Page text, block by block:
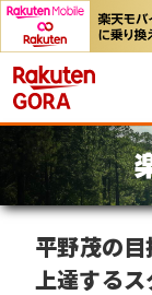
平野茂の
上達する